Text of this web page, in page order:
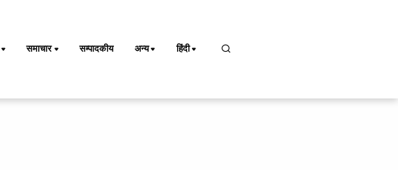
समाचार सम्पादकीय अन्य हिंदी